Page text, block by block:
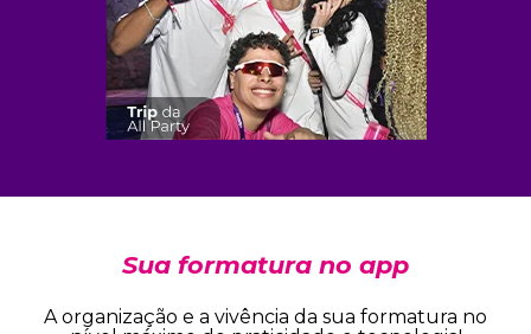
Sua formatura no app
A organização e a vivência da sua formatura no